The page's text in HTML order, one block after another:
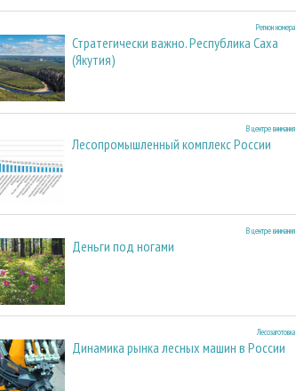
Регион номера
Стратегически важно. Республика Саха
(Якутия)
В центре внимания
Лесопромышленный комплекс России
В центре внимания
Деньги под ногами
Лесозаготовка
Динамика рынка лесных машин в России